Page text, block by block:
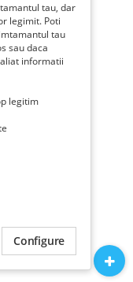
tau, dar
legimit. Poti
tau
sau daca
informatii
legitim
Configure